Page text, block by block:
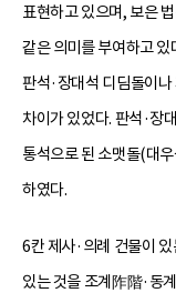
표현하고 있으며, 보은
같은 의미를 부여하고
판석·장대석 디딤돌이
차이가 있었다. 판석·장
통석으로 된 소맷돌(대
하였다.
6칸 제사·의례 건물이
있는 것을 조계阼階·동